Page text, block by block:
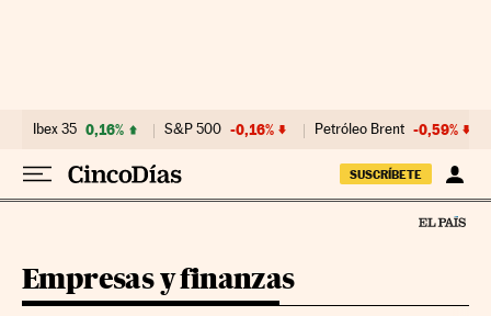
Ibex 35 0,16% S&P 500 -0,16% Petróleo Brent -0,59%
SUSCRÍBETE
Empresas y finanzas